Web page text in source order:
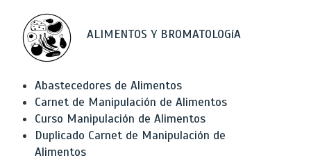
ALIMENTOS Y BROMATOLOGíA
Abastecedores de Alimentos
Carnet de Manipulación de Alimentos
Curso Manipulación de Alimentos
Duplicado Carnet de Manipulación de
Alimentos